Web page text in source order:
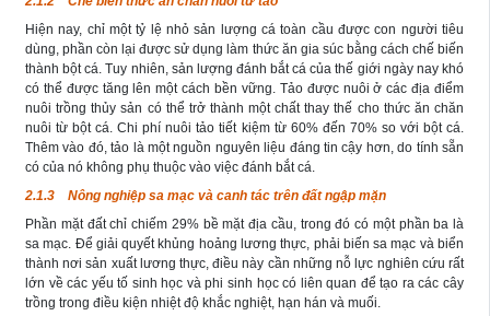
Hiện nay, chỉ một tỷ lệ nhỏ sản lượng cá toàn cầu được con người tiêu
dùng, phần còn lại được sử dụng làm thức ăn gia súc bằng cách chế biến
thành bột cá. Tuy nhiên, sản lượng đánh bắt cá của thế giới ngày nay khó
có thể được tăng lên một cách bền vững. Tảo được nuôi ở các địa điểm
nuôi trồng thủy sản có thể trở thành một chất thay thế cho thức ăn chăn
nuôi từ bột cá. Chi phí nuôi tảo tiết kiệm từ 60% đến 70% so với bột cá.
Thêm vào đó, tảo là một nguồn nguyên liệu đáng tin cậy hơn, do tính sẵn
có của nó không phụ thuộc vào việc đánh bắt cá.
2.1.3 Nông nghiệp sa mạc và canh tác trên đất ngập mặn
Phần mặt đất chỉ chiếm 29% bề mặt địa cầu, trong đó có một phần ba là
sa mạc. Để giải quyết khủng hoảng lương thực, phải biến sa mạc và biển
thành nơi sản xuất lương thực, điều này cần những nỗ lực nghiên cứu rất
lớn về các yếu tố sinh học và phi sinh học có liên quan để tạo ra các cây
trồng trong điều kiện nhiệt độ khắc nghiệt, hạn hán và muối.